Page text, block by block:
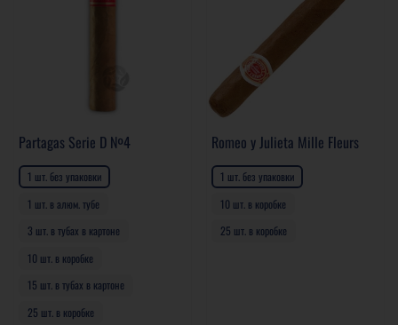
Partagas Serie D №4
1 шт. без упаковки
1 шт. в алюм. тубе
3 шт. в тубах в картоне
10 шт. в коробке
15 шт. в тубах в картоне
25 шт. в коробке
Romeo y Julieta Mille Fleurs
1 шт. без упаковки
10 шт. в коробке
25 шт. в коробке